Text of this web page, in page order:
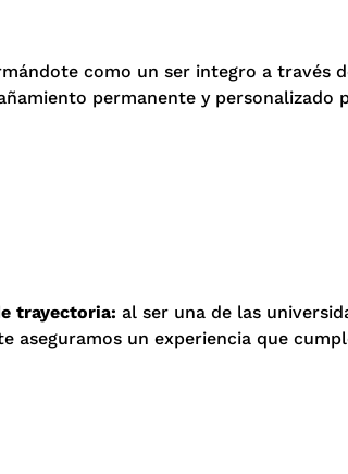
como un ser integro a
permanente y
trayectoria: al ser una de las
aseguramos un experiencia que